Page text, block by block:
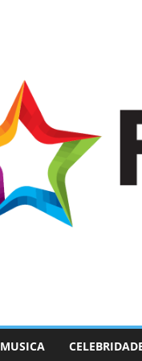
MUSICA